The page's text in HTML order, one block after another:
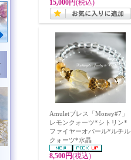
15,000円(税込)
Amuletブレス「Money#7」
レモンクォーツ*シトリン*
ファイヤーオパール*ルチル
クォーツ*水晶
8,500円(税込)